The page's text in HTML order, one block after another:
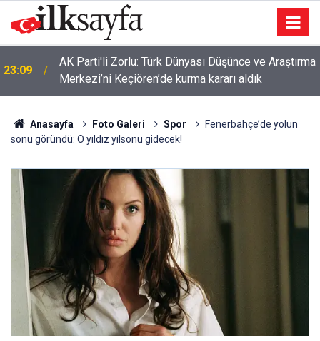
23:09
AK Parti'li Zorlu: Türk Dünyası Düşünce ve Araştırma
Merkezi’ni Keçiören’de kurma kararı aldık
Anasayfa Foto Galeri Spor
Fenerbahçe’de yolun
sonu göründü: O yıldız yılsonu gidecek!